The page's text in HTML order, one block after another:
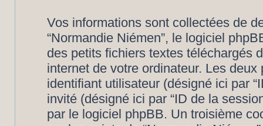
Vos informations sont collectées de
“Normandie Niémen”, le logiciel
des petits fichiers textes téléchargés
internet de votre ordinateur. Les
identifiant utilisateur (désigné ici par
invité (désigné ici par “ID de la
par le logiciel phpBB. Un troisième